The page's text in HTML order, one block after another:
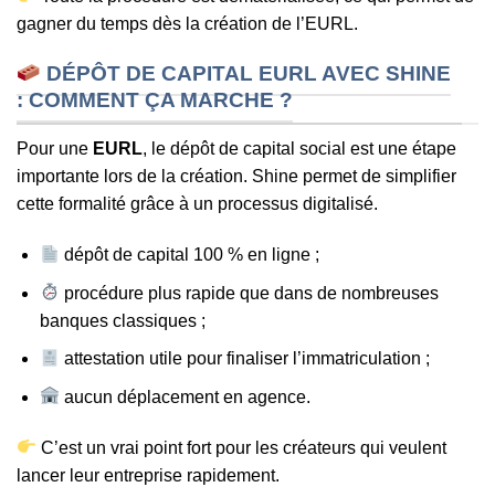
gagner du temps dès la création de l’EURL.
DÉPÔT DE CAPITAL EURL AVEC SHINE
: COMMENT ÇA MARCHE ?
Pour une EURL, le dépôt de capital social est une étape
importante lors de la création. Shine permet de simplifier
cette formalité grâce à un processus digitalisé.
dépôt de capital 100 % en ligne ;
procédure plus rapide que dans de nombreuses
banques classiques ;
attestation utile pour finaliser l’immatriculation ;
aucun déplacement en agence.
C’est un vrai point fort pour les créateurs qui veulent
lancer leur entreprise rapidement.